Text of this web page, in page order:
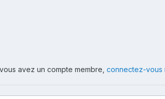
avez un compte membre, connectez-vous